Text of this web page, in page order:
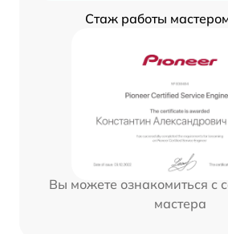
Стаж работы
Вы можете ознакомиться с
мастера